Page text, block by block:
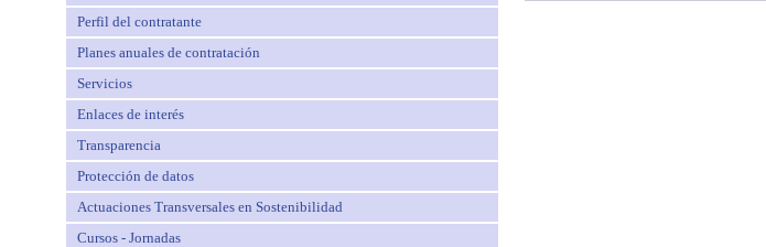
Perfil del contratante
Planes anuales de contratación
Servicios
Enlaces de interés
Transparencia
Protección de datos
Actuaciones Transversales en Sostenibilidad
Cursos - Jornadas